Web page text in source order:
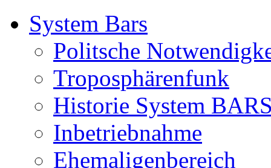
System Bars
Politsche
Troposphärenfunk
Historie System
Inbetriebnahme
Ehemaligenbereich